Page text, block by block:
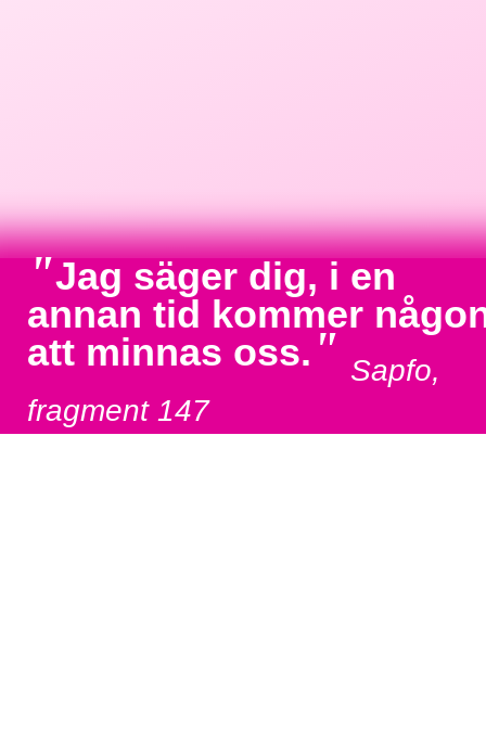
"Jag säger dig, i en
annan tid kommer
att minnas oss. " Sapfo,
fragment 147